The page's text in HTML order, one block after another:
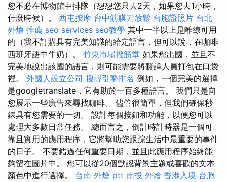
您不必在博物館中排隊（想想您只去2天，如果您去1小時，
什麼時候）。 西屯按摩 台中筋膜刀放鬆 台胞證照片 台北
外燴 推薦 seo services seo教學 其中一半以上是離線可用
的（我不訂購具有完美知識的給定語言，但可以說，在咖啡
西班牙語中牛奶）。 竹東市場撥筋堂 如果您出國，並且不
完美地說出該國的語言，則可能需要將翻譯人員打包在口袋
裡。 外國人設立公司 搜尋引擎排名 例如，一個完美的選擇
是googletranslate，它有助於一百多種語言。 我們只是向
您展示一些廣告來尋找咖啡。 儘管很簡單，但我們確保秒
錶具有您需要的一切。 設計每個按鈕和功能，以便您可以
處理大多數日常任務。 總而言之，倒計時計時器是一個可
靠且實用的應用程序，它將幫助您跟踪生活中最重要的事件
的日子。 不要錯過任何重要日期，並且此應用程序始終能
夠留在圖片中。 您可以從20個默認背景主題或喜歡的文本
顏色中進行選擇。 台南 外燴 ptt 南投 外燴 香港入境 台胞